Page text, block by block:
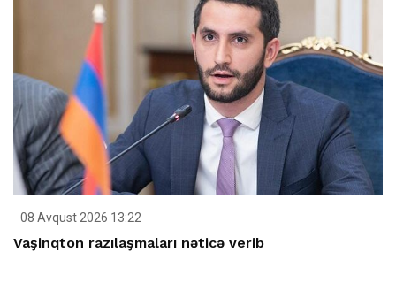
08 Avqust 2026 13:22
Vaşinqton razılaşmaları nəticə verib